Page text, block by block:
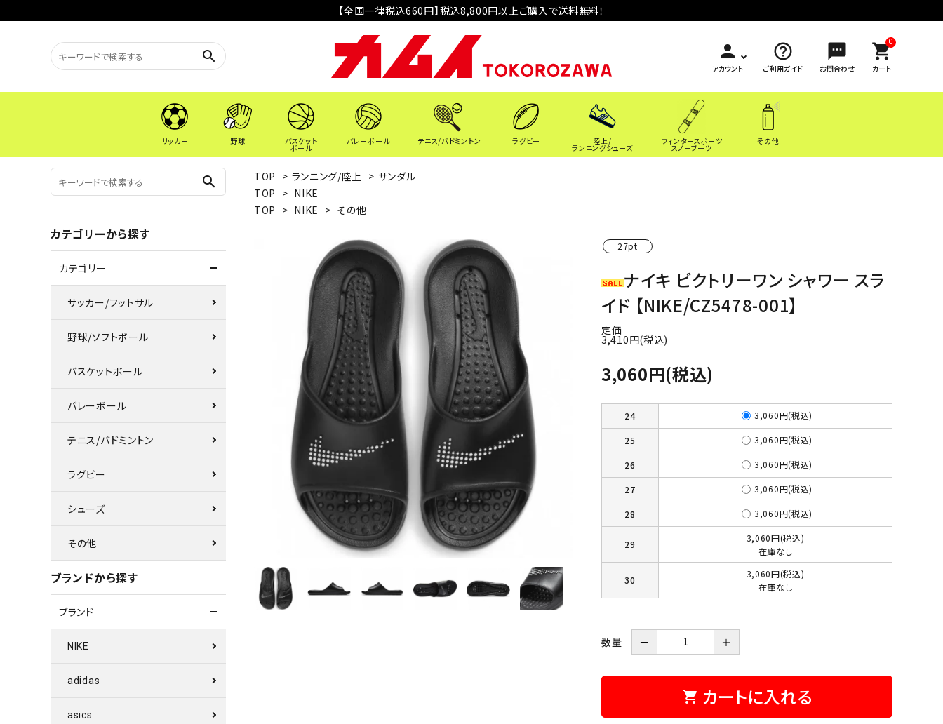
【全国一律税込660円】税込8,800円以上ご購入で送料無料！
search person
アカウント
help_outline
ご利用ガイド
sms
お問合わせ
0
shopping_cart
カート
サッカー 野球 バスケット
ボール
バレーボール テニス/バドミントン ラグビー 陸上/
ランニングシューズ
ウィンタースポーツ
スノーブーツ
その他
TOP > ランニング/陸上 > サンダル
TOP > NIKE
TOP > NIKE > その他
27pt
ナイキ ビクトリーワン シャワー スラ
イド 【NIKE/CZ5478-001】
定価
3,410円(税込)
3,060円(税込)
24 3,060円(税込)
25 3,060円(税込)
26 3,060円(税込)
27 3,060円(税込)
28 3,060円(税込)
29
3,060円(税込)
在庫なし
30
3,060円(税込)
在庫なし
数量 － ＋
shopping_cart カートに入れる
search
カテゴリーから探す
カテゴリー
サッカー/フットサル
野球/ソフトボール
バスケットボール
バレーボール
テニス/バドミントン
ラグビー
シューズ
その他
ブランドから探す
ブランド
NIKE
adidas
asics